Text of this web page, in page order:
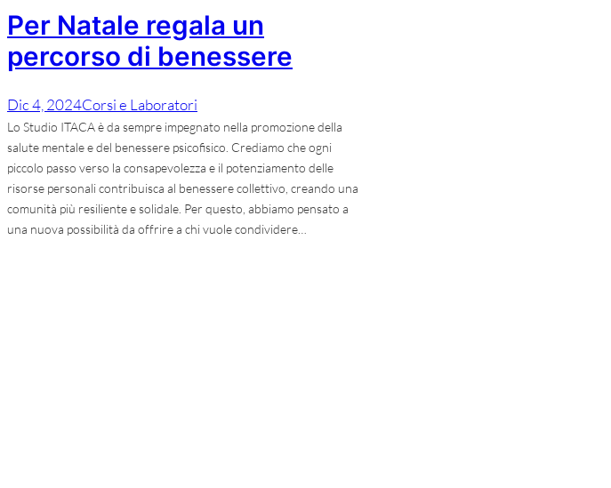
Per Natale regala un
percorso di benessere
Dic 4, 2024Corsi e Laboratori
Lo Studio ITACA è da sempre impegnato nella promozione della
salute mentale e del benessere psicofisico. Crediamo che ogni
piccolo passo verso la consapevolezza e il potenziamento delle
risorse personali contribuisca al benessere collettivo, creando una
comunità più resiliente e solidale. Per questo, abbiamo pensato a
una nuova possibilità da offrire a chi vuole condividere…